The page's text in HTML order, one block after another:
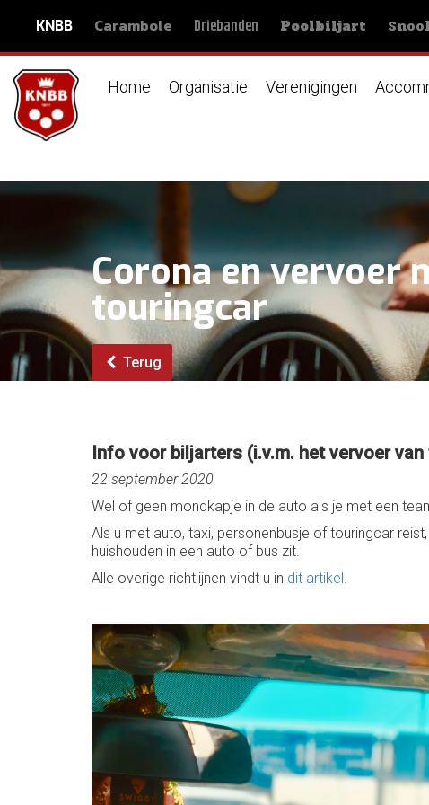
KNBB Carambole Driebanden Poolbiljart
Home Organisatie Verenigingen
Corona en vervoer
touringcar
Terug
Info voor biljarters (i.v.m. het vervoer
22 september 2020
Wel of geen mondkapje in de auto als je met een
Als u met auto, taxi, personenbusje of touringcar
huishouden in een auto of bus zit.
Alle overige richtlijnen vindt u in dit artikel.